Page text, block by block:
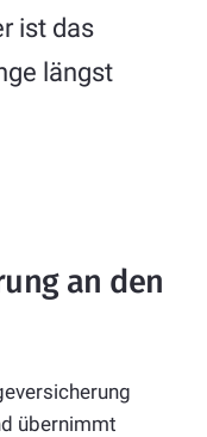
ist das
längst
an den
übernimmt